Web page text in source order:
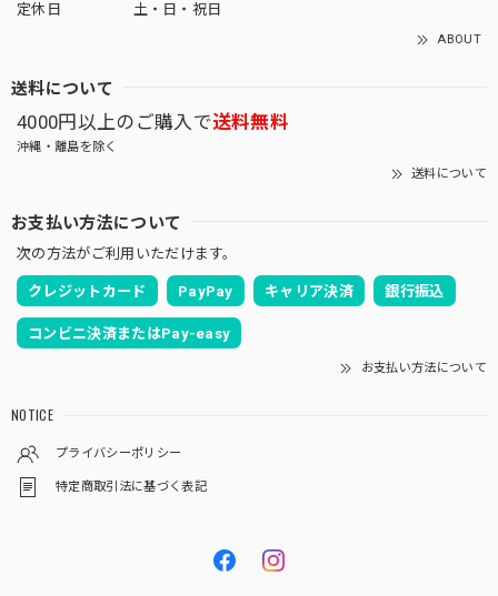
定休日
土・日・祝日
ABOUT
送料について
4000円以上のご購入で送料無料
沖縄・離島を除く
送料について
お支払い方法について
次の方法がご利用いただけます。
クレジットカード PayPay キャリア決済 銀行振込
コンビニ決済またはPay-easy
お支払い方法について
NOTICE
プライバシーポリシー
特定商取引法に基づく表記